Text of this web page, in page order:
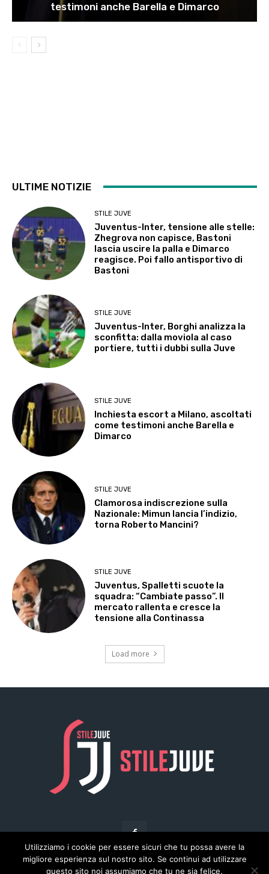
Utilizziamo i cookie per essere sicuri che tu possa avere la
migliore esperienza sul nostro sito. Se continui ad utilizzare
questo sito noi assumiamo che tu ne sia felice.